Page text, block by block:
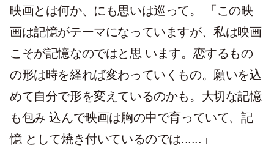
映画とは何か、にも思いは巡って。 「この映
画は記憶がテーマになっていますが、私は映画
こそが記憶なのではと思 います。恋するもの
の形は時を経れば変わっていくもの。願いを込
めて自分で形を変えているのかも。大切な記憶
も包み 込んで映画は胸の中で育っていて、記
憶 として焼き付いているのでは......」